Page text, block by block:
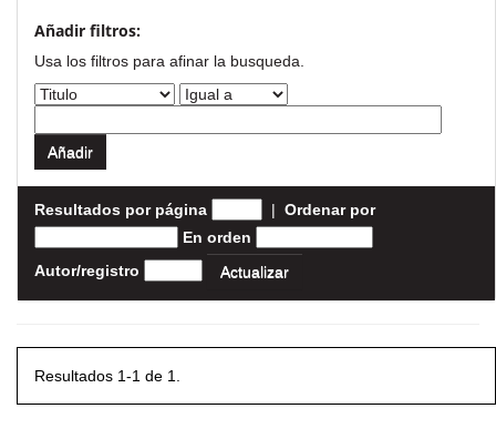
Añadir filtros:
Usa los filtros para afinar la busqueda.
Resultados por página | Ordenar por
En orden
Autor/registro
Resultados 1-1 de 1.